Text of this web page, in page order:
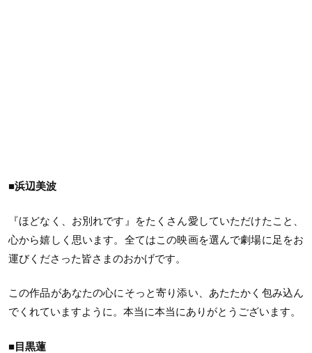
■浜辺美波
『ほどなく、お別れです』をたくさん愛していただけたこと、
心から嬉しく思います。全てはこの映画を選んで劇場に足をお
運びくださった皆さまのおかげです。
この作品があなたの心にそっと寄り添い、あたたかく包み込ん
でくれていますように。本当に本当にありがとうございます。
■目黒蓮